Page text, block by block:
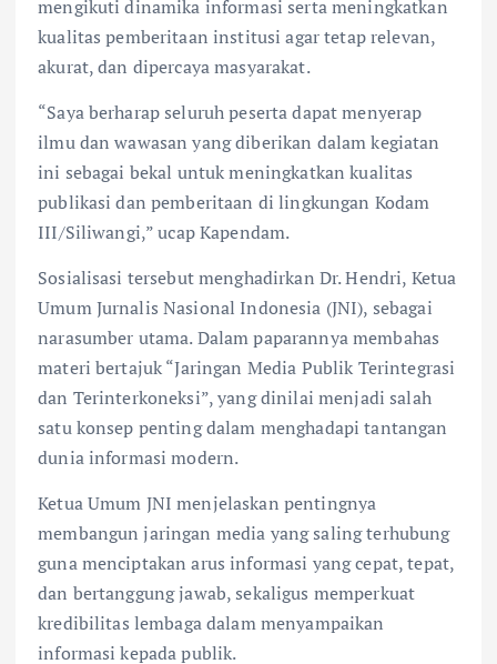
mengikuti dinamika informasi serta meningkatkan
kualitas pemberitaan institusi agar tetap relevan,
akurat, dan dipercaya masyarakat.
“Saya berharap seluruh peserta dapat menyerap
ilmu dan wawasan yang diberikan dalam kegiatan
ini sebagai bekal untuk meningkatkan kualitas
publikasi dan pemberitaan di lingkungan Kodam
III/Siliwangi,” ucap Kapendam.
Sosialisasi tersebut menghadirkan Dr. Hendri, Ketua
Umum Jurnalis Nasional Indonesia (JNI), sebagai
narasumber utama. Dalam paparannya membahas
materi bertajuk “Jaringan Media Publik Terintegrasi
dan Terinterkoneksi”, yang dinilai menjadi salah
satu konsep penting dalam menghadapi tantangan
dunia informasi modern.
Ketua Umum JNI menjelaskan pentingnya
membangun jaringan media yang saling terhubung
guna menciptakan arus informasi yang cepat, tepat,
dan bertanggung jawab, sekaligus memperkuat
kredibilitas lembaga dalam menyampaikan
informasi kepada publik.